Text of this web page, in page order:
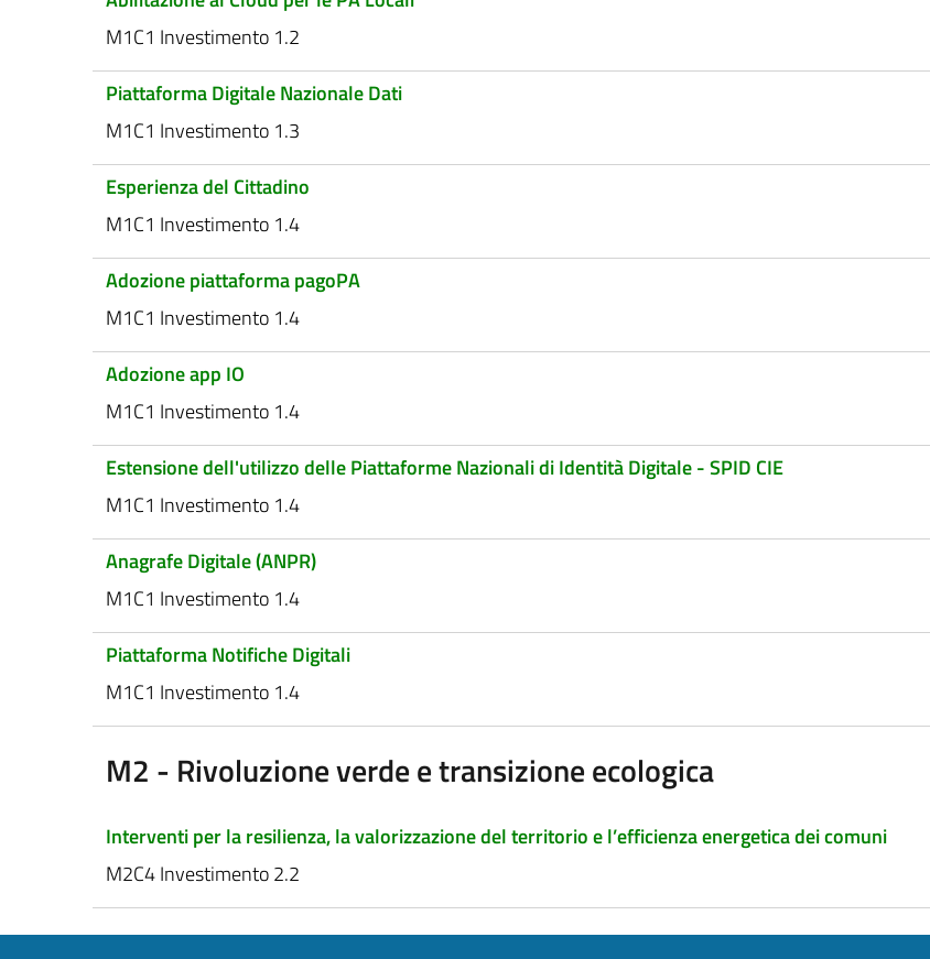
M1C1 Investimento 1.2
Piattaforma Digitale Nazionale Dati
M1C1 Investimento 1.3
Esperienza del Cittadino
M1C1 Investimento 1.4
Adozione piattaforma pagoPA
M1C1 Investimento 1.4
Adozione app IO
M1C1 Investimento 1.4
Estensione dell'utilizzo delle Piattaforme Nazionali di Identità Digitale - SPID CIE
M1C1 Investimento 1.4
Anagrafe Digitale (ANPR)
M1C1 Investimento 1.4
Piattaforma Notifiche Digitali
M1C1 Investimento 1.4
M2 - Rivoluzione verde e transizione ecologica
Interventi per la resilienza, la valorizzazione del territorio e l’efficienza energetica dei comuni
M2C4 Investimento 2.2